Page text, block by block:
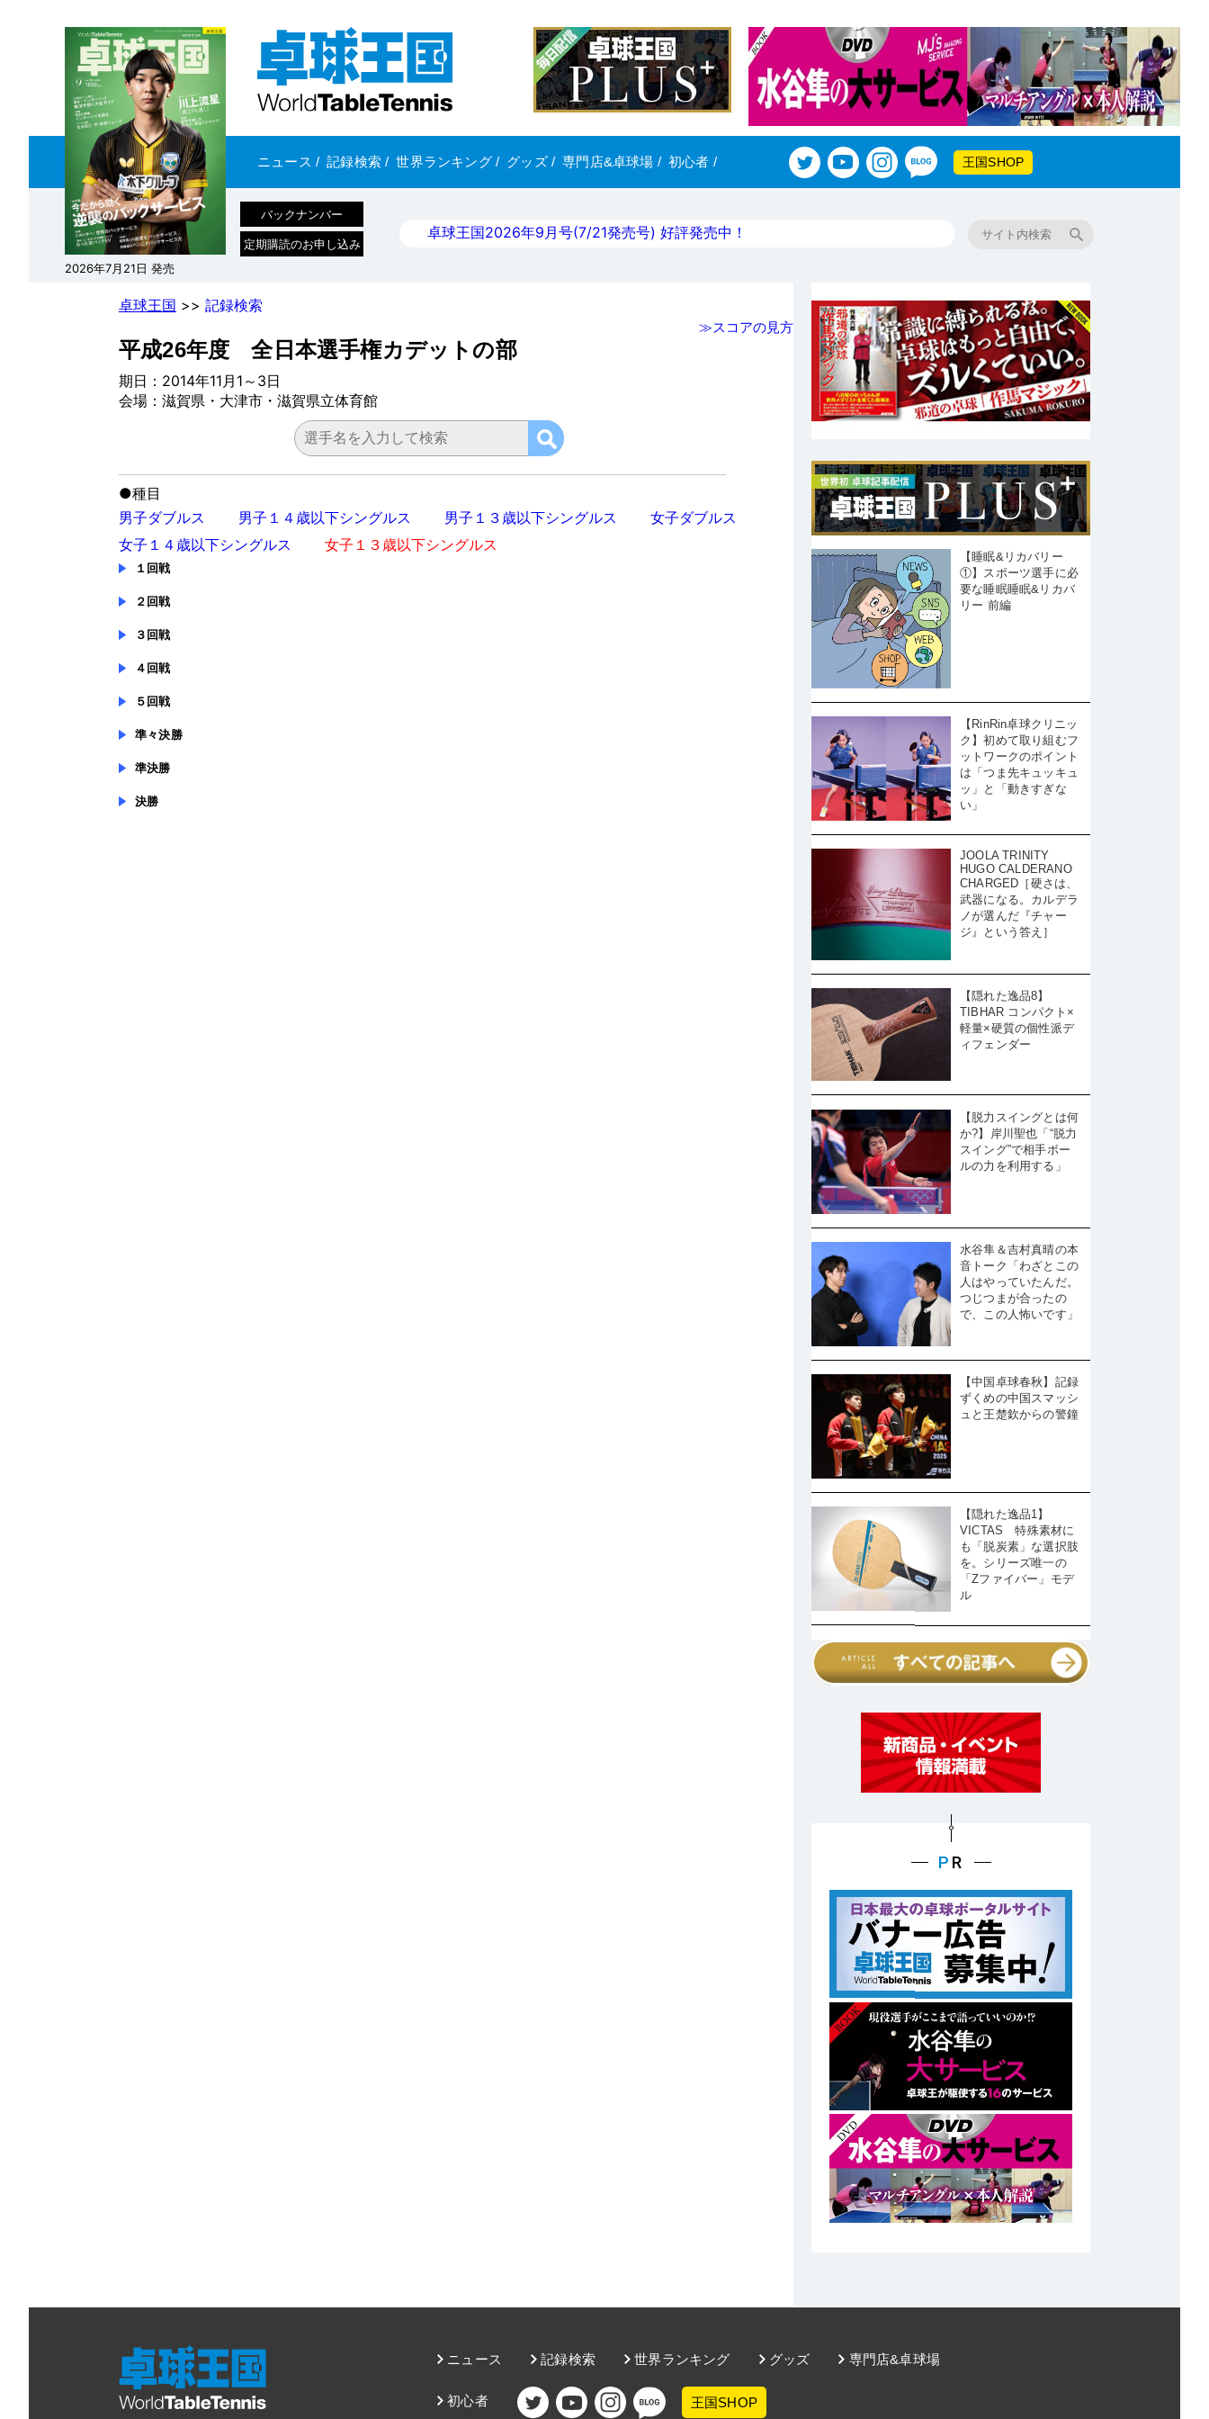
ニュース / 記録検索 / 世界ランキング/ グッズ/ 専門店&卓球場 / 初心者 / 王国SHOP
2026年7月21日 発売
バックナンバー
定期購読のお申し込み
卓球王国2026年9月号(7/21発売号) 好評発売中！
卓球王国 >> 記録検索
≫スコアの見方
平成26年度 全日本選手権カデットの部
期日：2014年11月1～3日
会場：滋賀県・大津市・滋賀県立体育館
●種目
男子ダブルス
男子１４歳以下シングルス 男子１３歳以下シングルス
女子ダブルス
女子１４歳以下シングルス
女子１３歳以下シングルス
１回戦
２回戦
３回戦
４回戦
５回戦
準々決勝
準決勝
決勝
【睡眠&リカバリー
①】スポーツ選手に必
要な睡眠睡眠&リカバ
リー 前編
【RinRin卓球クリニッ
ク】初めて取り組むフ
ットワークのポイント
は「つま先キュッキュ
ッ」と「動きすぎな
い」
JOOLA TRINITY
HUGO CALDERANO
CHARGED［硬さは、
武器になる。カルデラ
ノが選んだ『チャー
ジ』という答え］
【隠れた逸品8】
TIBHAR コンパクト×
軽量×硬質の個性派デ
ィフェンダー
【脱力スイングとは何
か?】岸川聖也「“脱力
スイング”で相手ボー
ルの力を利用する」
水谷隼＆吉村真晴の本
音トーク「わざとこの
人はやっていたんだ。
つじつまが合ったの
で、この人怖いです」
【中国卓球春秋】記録
ずくめの中国スマッシ
ュと王楚欽からの警鐘
【隠れた逸品1】
VICTAS 特殊素材に
も「脱炭素」な選択肢
を。シリーズ唯一の
「Zファイバー」モデ
ル
ニュース 記録検索 世界ランキング グッズ 専門店&卓球場
初心者 王国SHOP